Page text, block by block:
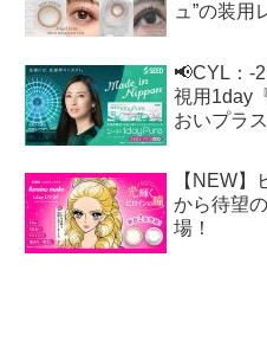
ュ”の装用
📢CYL：-
視用1day
おいプラ
【NEW
から待望
場！